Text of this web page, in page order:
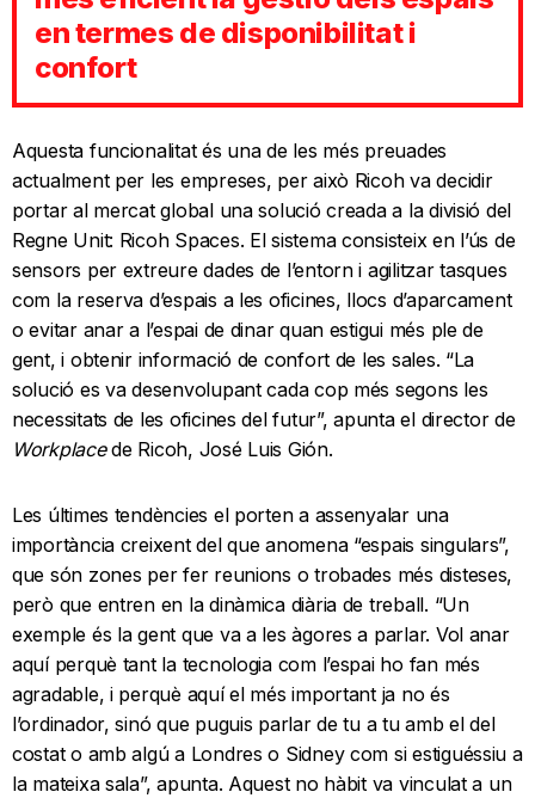
en termes de disponibilitat i
confort
Aquesta funcionalitat és una de les més preuades
actualment per les empreses, per això Ricoh va decidir
portar al mercat global una solució creada a la divisió del
Regne Unit: Ricoh Spaces. El sistema consisteix en l’ús de
sensors per extreure dades de l’entorn i agilitzar tasques
com la reserva d’espais a les oficines, llocs d’aparcament
o evitar anar a l’espai de dinar quan estigui més ple de
gent, i obtenir informació de confort de les sales. “La
solució es va desenvolupant cada cop més segons les
necessitats de les oficines del futur”, apunta el director de
Workplacede Ricoh, José Luis Gión.
Les últimes tendències el porten a assenyalar una
importància creixent del que anomena “espais singulars”,
que són zones per fer reunions o trobades més disteses,
però que entren en la dinàmica diària de treball. “Un
exemple és la gent que va a les àgores a parlar. Vol anar
aquí perquè tant la tecnologia com l’espai ho fan més
agradable, i perquè aquí el més important ja no és
l’ordinador, sinó que puguis parlar de tu a tu amb el del
costat o amb algú a Londres o Sidney com si estiguéssiu a
la mateixa sala”, apunta. Aquest no hàbit va vinculat a un